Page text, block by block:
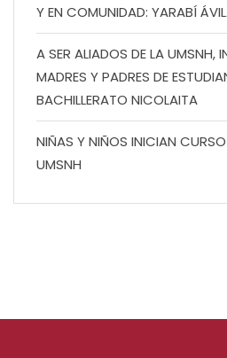
Y EN COMUNIDAD: YARABÍ
A SER ALIADOS DE LA UMSNH,
MADRES Y PADRES DE
BACHILLERATO NICOLAITA
NIÑAS Y NIÑOS INICIAN
UMSNH